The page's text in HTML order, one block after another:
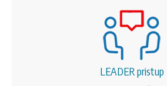
LEADER pristup